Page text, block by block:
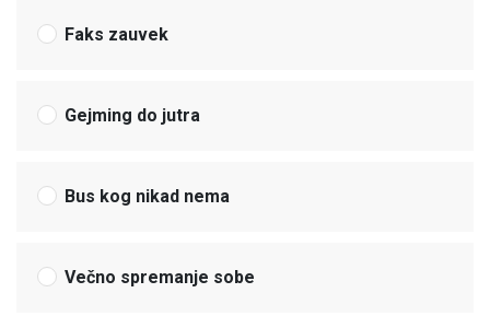
Faks zauvek
Gejming do jutra
Bus kog nikad nema
Večno spremanje sobe